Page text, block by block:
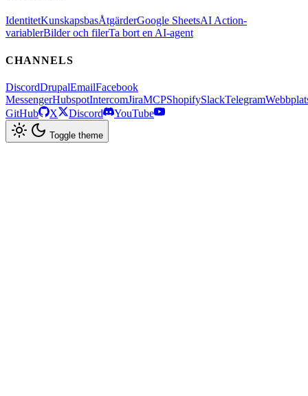
IdentitetKunskapsbasÅtgärderGoogle SheetsAI Action-
variablerBilder och filerTa bort en AI-agent
CHANNELS
DiscordDrupalEmailFacebook
MessengerHubspotIntercomJiraMCPShopifySlackTelegram
GitHub
X Discord YouTube
Toggle theme